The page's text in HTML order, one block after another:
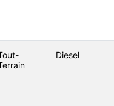
Diesel